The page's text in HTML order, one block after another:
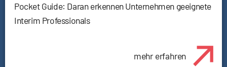
Pocket Guide: Daran erkennen Unternehmen geeignete
Interim Professionals
mehr erfahren